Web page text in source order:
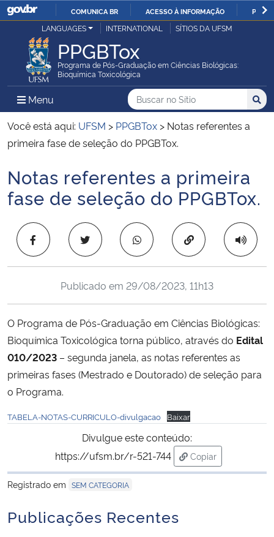
IR
O
CONTEÚDO
COMUNICA BR ACESSO À INFORMAÇÃO
Ministério da Justiça e Segurança Pública
Ministério da Defesa
Ministério das Relações Exteriores
Ministério da Infraestrutura
Ministério da Educação
Ministério da Cidadania
Ministério de Minas e Energia
Ministério da Ciência, Tecnologia, Inovações e Comunicações
Ministério do Meio Ambiente
Ministério do Desenvolvimento Regional
Controladoria-Geral da União
LANGUAGES INTERNATIONAL SÍTIOS DA UFSM
PPGBTox
Programa de Pós-Graduação em Ciências Biológicas:
Bioquímica Toxicológica
Menu Menu Principal do Sítio
Busca
Buscar no no Sítio
Busca:
Você está aqui: UFSM > PPGBTox > Notas referentes a
primeira fase de seleção do PPGBTox.
Início do conteúdo
Notas referentes a primeira
fase de seleção do PPGBTox.
Copiar para área
Publicado em 29/08/2023, 11h13
O Programa de Pós-Graduação em Ciências Biológicas:
Bioquímica Toxicológica torna público, através do Edital
010/2023 – segunda janela, as notas referentes as
primeiras fases (Mestrado e Doutorado) de seleção para
o Programa.
TABELA-NOTAS-CURRICULO-divulgacao Baixar
Divulgue este conteúdo:
https://ufsm.br/r-521-744
Copiar
para área de
Registrado em SEM CATEGORIA
Publicações Recentes